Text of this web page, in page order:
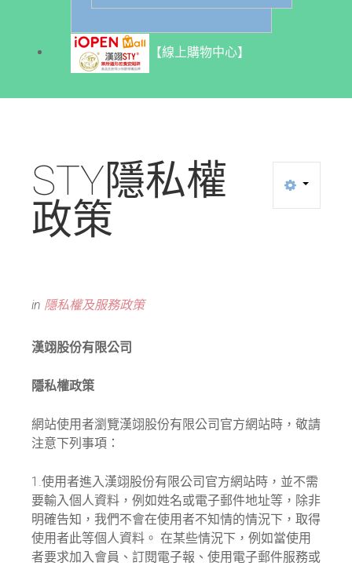
【線上購物中心】
STY隱私權
政策
in 隱私權及服務政策
漢翊股份有限公司
隱私權政策
網站使用者瀏覽漢翊股份有限公司官方網站時，敬請
注意下列事項：
1.使用者進入漢翊股份有限公司官方網站時，並不需
要輸入個人資料，例如姓名或電子郵件地址等，除非
明確告知，我們不會在使用者不知情的情況下，取得
使用者此等個人資料。 在某些情況下，例如當使用
者要求加入會員、訂閱電子報、使用電子郵件服務或